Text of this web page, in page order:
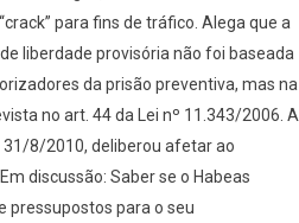
para fins de tráfico. Alega que a
liberdade provisória não foi baseada
da prisão preventiva, mas na
no art. 44 da Lei nº 11.343/2006. A
8/2010, deliberou afetar ao
discussão: Saber se o Habeas
pressupostos para o seu